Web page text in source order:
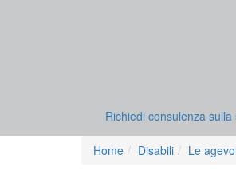
Richiedi consulenza sulla
Home Disabili Le